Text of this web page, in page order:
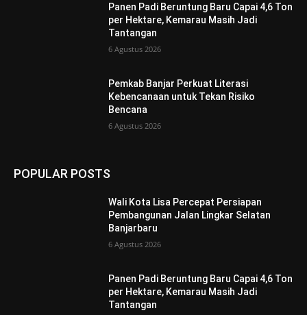
Panen Padi Beruntung Baru Capai 4,6 Ton
per Hektare, Kemarau Masih Jadi
Tantangan
6 Agustus 2026
Pemkab Banjar Perkuat Literasi
Kebencanaan untuk Tekan Risiko
Bencana
6 Agustus 2026
POPULAR POSTS
Wali Kota Lisa Percepat Persiapan
Pembangunan Jalan Lingkar Selatan
Banjarbaru
6 Agustus 2026
Panen Padi Beruntung Baru Capai 4,6 Ton
per Hektare, Kemarau Masih Jadi
Tantangan